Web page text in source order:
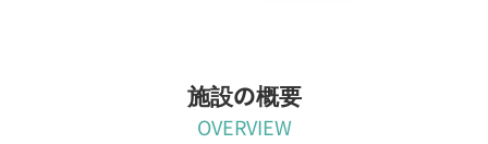
施設の概要
OVERVIEW